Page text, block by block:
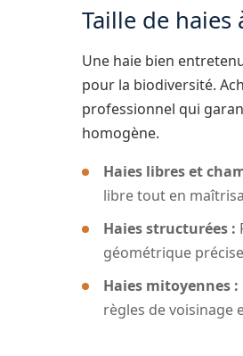
Taille de haies
Une haie bien
pour la biodiversité.
professionnel qui
homogène.
Haies libres et
libre tout en
Haies structurées :
géométrique
Haies mitoyennes :
règles de voisinage